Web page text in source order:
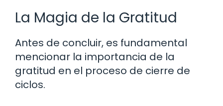
La Magia de la Gratitud
Antes de concluir, es fundamental
mencionar la importancia de la
gratitud en el proceso de cierre de
ciclos.